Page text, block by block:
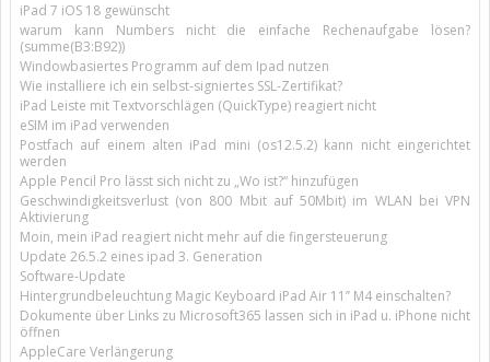
iPad 7 iOS 18 gewünscht
warum kann Numbers nicht die einfache Rechenaufgabe lösen?
(summe(B3:B92))
Windowbasiertes Programm auf dem Ipad nutzen
Wie installiere ich ein selbst-signiertes SSL-Zertifikat?
iPad Leiste mit Textvorschlägen (QuickType) reagiert nicht
eSIM im iPad verwenden
Postfach auf einem alten iPad mini (os12.5.2) kann nicht eingerichtet
werden
Apple Pencil Pro lässt sich nicht zu „Wo ist?“ hinzufügen
Geschwindigkeitsverlust (von 800 Mbit auf 50Mbit) im WLAN bei VPN
Aktivierung
Moin, mein iPad reagiert nicht mehr auf die fingersteuerung
Update 26.5.2 eines ipad 3. Generation
Software-Update
Hintergrundbeleuchtung Magic Keyboard iPad Air 11’’ M4 einschalten?
Dokumente über Links zu Microsoft365 lassen sich in iPad u. iPhone nicht
öffnen
AppleCare Verlängerung